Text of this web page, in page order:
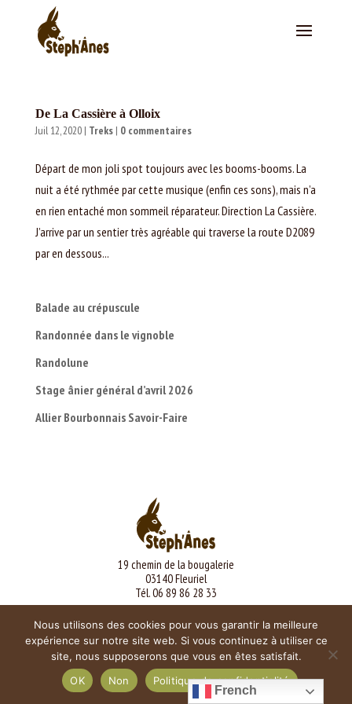
De La Cassière à Olloix
Juil 12, 2020| Treks| 0 commentaires
Départ de mon joli spot toujours avec les booms-booms. La
nuit a été rythmée par cette musique (enfin ces sons), mais n’a
en rien entaché mon sommeil réparateur. Direction La Cassière.
J’arrive par un sentier très agréable qui traverse la route D2089
par en dessous...
Balade au crépuscule
Randonnée dans le vignoble
Randolune
Stage ânier général d’avril 2026
Allier Bourbonnais Savoir-Faire
19 chemin de la bougalerie
03140 Fleuriel
Tél. 06 89 86 28 33
French
Nous utilisons des cookies pour vous garantir la meilleure
expérience sur notre site web. Si vous continuez à utiliser ce
site, nous supposerons que vous en êtes satisfait.
OK
Non Politique de confidentialité